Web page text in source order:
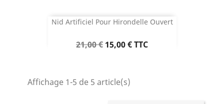
Nid Artificiel Pour Hirondelle Ouvert
Prix
21,00 € Prix
15,00 €TTC
Affichage 1-5 de 5 article(s)